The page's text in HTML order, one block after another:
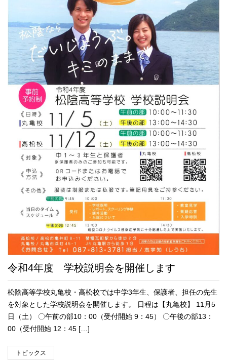
令和4年度 学校説明会を開催します
松陰高等学校丸亀校・高松校では中学3年生、保護者、担任の先生
を対象とした学校説明会を開催します。 日程は【丸亀校】 11月5
日（土） 〇午前の部10：00（受付開始 9：45） 〇午後の部13：
00（受付開始 12：45 […]
トピックス